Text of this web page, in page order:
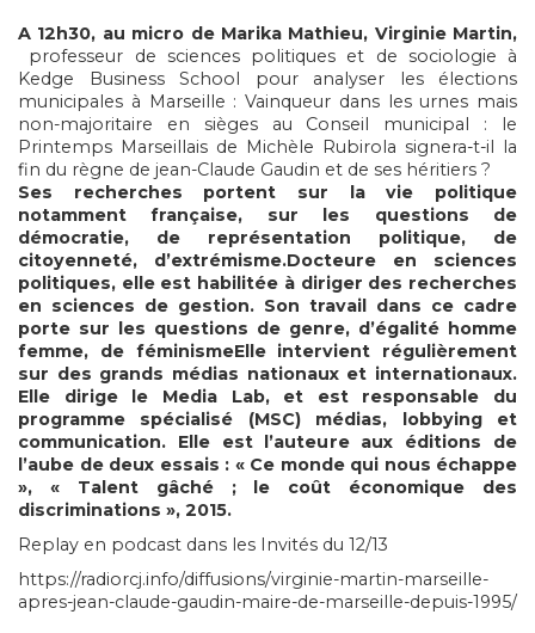
A 12h30, au micro de Marika Mathieu, Virginie Martin,
professeur de sciences politiques et de sociologie à
Kedge Business School pour analyser les élections
municipales à Marseille : Vainqueur dans les urnes mais
non-majoritaire en sièges au Conseil municipal : le
Printemps Marseillais de Michèle Rubirola signera-t-il la
fin du règne de jean-Claude Gaudin et de ses héritiers ?
Ses recherches portent sur la vie politique
notamment française, sur les questions de
démocratie, de représentation politique, de
citoyenneté, d’extrémisme.Docteure en sciences
politiques, elle est habilitée à diriger des recherches
en sciences de gestion. Son travail dans ce cadre
porte sur les questions de genre, d’égalité homme
femme, de féminismeElle intervient régulièrement
sur des grands médias nationaux et internationaux.
Elle dirige le Media Lab, et est responsable du
programme spécialisé (MSC) médias, lobbying et
communication. Elle est l’auteure aux éditions de
l’aube de deux essais : « Ce monde qui nous échappe
», « Talent gâché ; le coût économique des
discriminations », 2015.
Replay en podcast dans les Invités du 12/13
https://radiorcj.info/diffusions/virginie-martin-marseille-
apres-jean-claude-gaudin-maire-de-marseille-depuis-1995/